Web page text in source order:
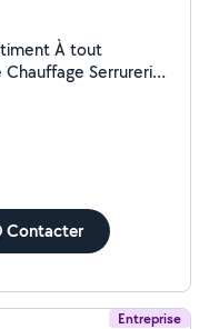
À tout
Contacter
Entreprise